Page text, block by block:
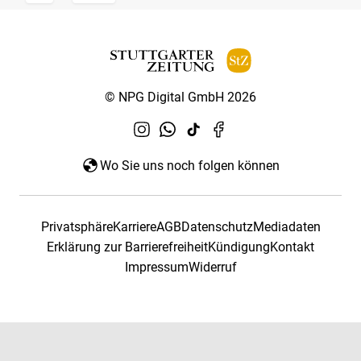
© NPG Digital GmbH 2026
Wo Sie uns noch folgen können
PrivatsphäreKarriereAGBDatenschutzMediadaten
Erklärung zur BarrierefreiheitKündigungKontakt
ImpressumWiderruf